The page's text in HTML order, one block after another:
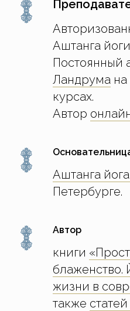
Аштанга
Постоянный
Ландрума
курсах.
Автор
Аштанга
Петербурге.
Автор
книги
блаженство.
жизни в
также